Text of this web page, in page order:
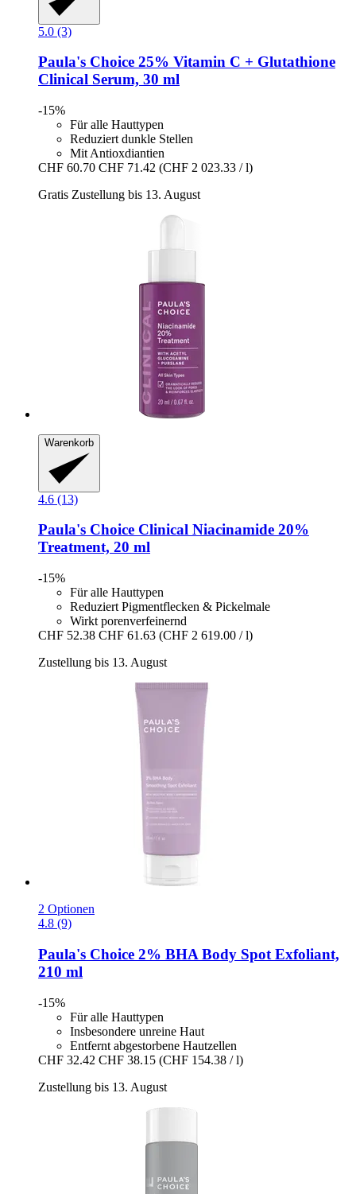
5.0 (3)
Paula's Choice 25% Vitamin C + Glutathione
Clinical Serum, 30 ml
-15%
Für alle Hauttypen
Reduziert dunkle Stellen
Mit Antioxdiantien
CHF 60.70 CHF 71.42 (CHF 2 023.33 / l)
Gratis Zustellung bis 13. August
Warenkorb
4.6 (13)
Paula's Choice Clinical Niacinamide 20%
Treatment, 20 ml
-15%
Für alle Hauttypen
Reduziert Pigmentflecken & Pickelmale
Wirkt porenverfeinernd
CHF 52.38 CHF 61.63 (CHF 2 619.00 / l)
Zustellung bis 13. August
2 Optionen
4.8 (9)
Paula's Choice 2% BHA Body Spot Exfoliant,
210 ml
-15%
Für alle Hauttypen
Insbesondere unreine Haut
Entfernt abgestorbene Hautzellen
CHF 32.42 CHF 38.15 (CHF 154.38 / l)
Zustellung bis 13. August